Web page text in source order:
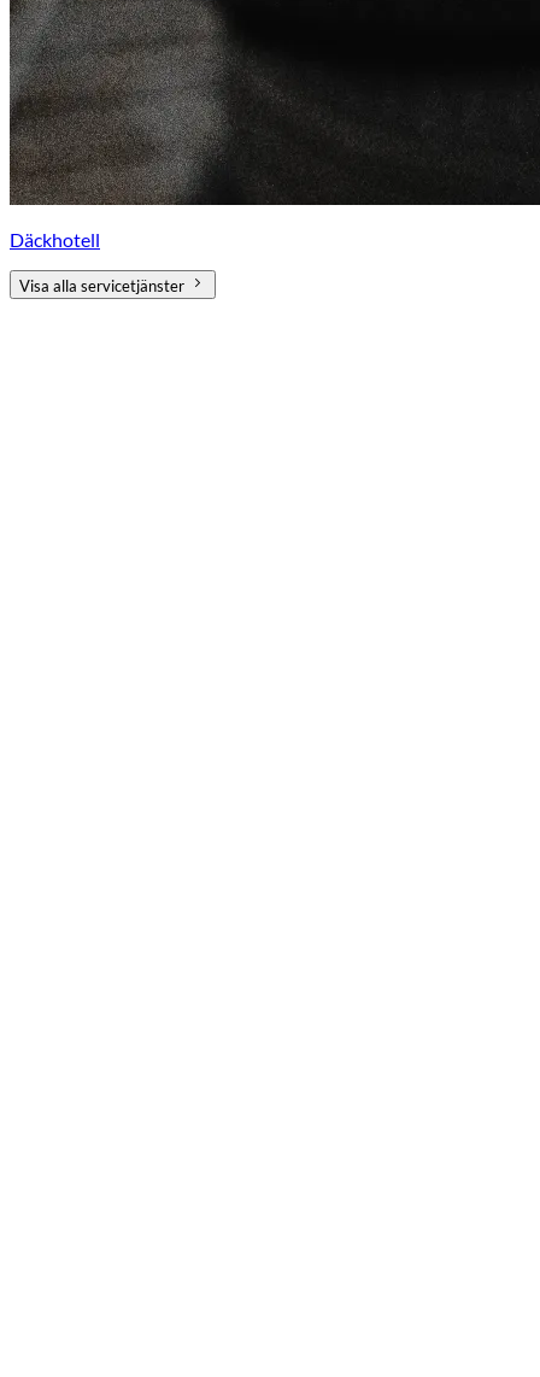
Däckhotell
Visa alla servicetjänster